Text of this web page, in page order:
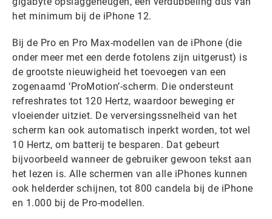
het minimum bij de iPhone 12.
Bij de Pro en Pro Max-modellen van de iPhone (die
onder meer met een derde fotolens zijn uitgerust) is
de grootste nieuwigheid het toevoegen van een
zogenaamd ‘ProMotion’-scherm. Die ondersteunt
refreshrates tot 120 Hertz, waardoor beweging er
vloeiender uitziet. De verversingssnelheid van het
scherm kan ook automatisch inperkt worden, tot wel
10 Hertz, om batterij te besparen. Dat gebeurt
bijvoorbeeld wanneer de gebruiker gewoon tekst aan
het lezen is. Alle schermen van alle iPhones kunnen
ook helderder schijnen, tot 800 candela bij de iPhone
en 1.000 bij de Pro-modellen.